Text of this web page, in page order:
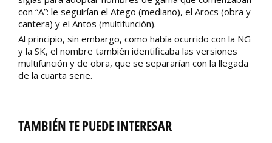
con “A”: le seguirían el Atego (mediano), el Arocs (obra y
cantera) y el Antos (multifunción).
Al principio, sin embargo, como había ocurrido con la NG
y la SK, el nombre también identificaba las versiones
multifunción y de obra, que se separarían con la llegada
de la cuarta serie.
TAMBIÉN TE PUEDE INTERESAR